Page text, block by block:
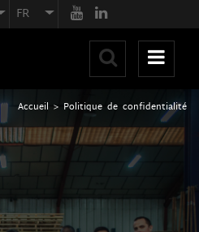
FR
Accueil > Politique de confidentialité